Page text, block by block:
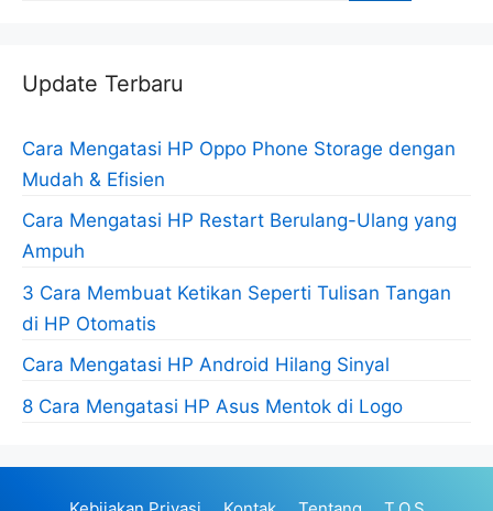
Update Terbaru
Cara Mengatasi HP Oppo Phone Storage dengan
Mudah & Efisien
Cara Mengatasi HP Restart Berulang-Ulang yang
Ampuh
3 Cara Membuat Ketikan Seperti Tulisan Tangan
di HP Otomatis
Cara Mengatasi HP Android Hilang Sinyal
8 Cara Mengatasi HP Asus Mentok di Logo